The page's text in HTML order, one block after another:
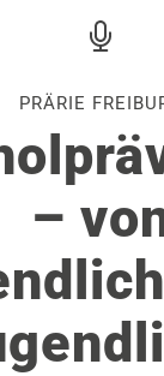
PRÄRIE
–